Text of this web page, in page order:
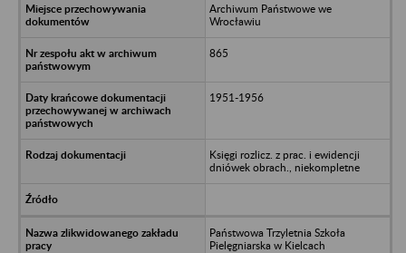
Archiwum Państwowe we
Wrocławiu
865
1951-1956
Księgi rozlicz. z prac. i ewidencji
dniówek obrach., niekompletne
Państwowa Trzyletnia Szkoła
Pielęgniarska w Kielcach